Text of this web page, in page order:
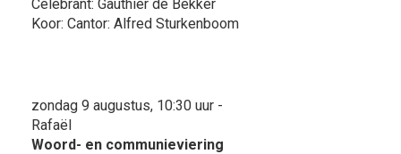
Celebrant: Gauthier de Bekker
Koor: Cantor: Alfred Sturkenboom
zondag 9 augustus, 10:30 uur -
Rafaël
Woord- en communieviering